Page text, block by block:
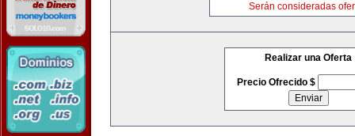
Serán consideradas
Realizar una Oferta
Precio Ofrecido $